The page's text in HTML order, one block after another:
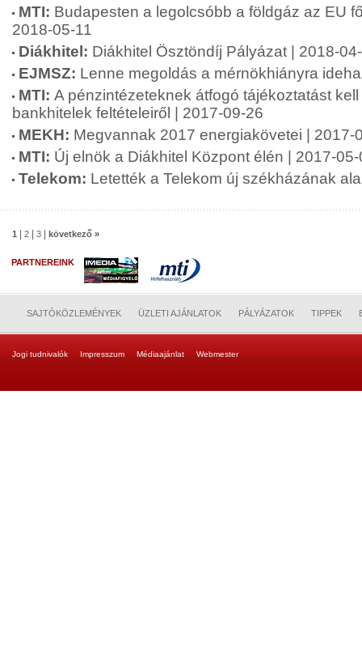
MTI: Budapesten a legolcsóbb a földgáz az EU
2018-05-11
Diákhitel: Diákhitel Ösztöndíj Pályázat | 2018-
EJMSZ: Lenne megoldás a mérnökhiányra
MTI: A pénzintézeteknek átfogó tájékoztatást
bankhitelek feltételeiről | 2017-09-26
MEKH: Megvannak 2017 energiakövetei | 2017-
MTI: Új elnök a Diákhitel Központ élén | 2017-
Telekom: Letették a Telekom új székházának
1 2 3 következő »
PARTNEREINK
SAJTÓKÖZLEMÉNYEK ÜZLETI AJÁNLATOK PÁLYÁZATOK TIPPEK
Jogi tudnivalók Impresszum Médiaajánlat Webmester